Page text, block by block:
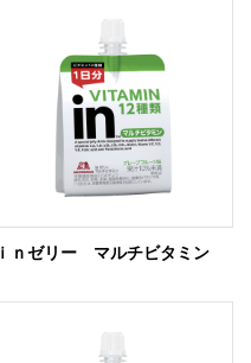
ｉｎゼリー マルチビタミン